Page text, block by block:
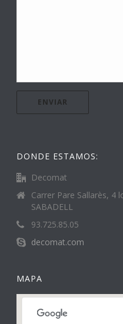
DONDE ESTAMOS:
Decomat
Carrer Pare Sallarès, 4
SABADELL
93.725.85.05
decomat.com
MAPA